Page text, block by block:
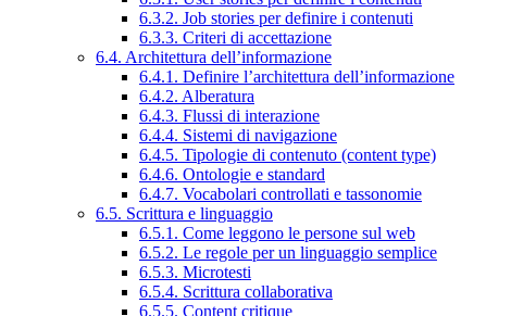
6.3.2. Job stories per definire i contenuti
6.3.3. Criteri di accettazione
6.4. Architettura dell’informazione
6.4.1. Definire l’architettura dell’informazione
6.4.2. Alberatura
6.4.3. Flussi di interazione
6.4.4. Sistemi di navigazione
6.4.5. Tipologie di contenuto (content type)
6.4.6. Ontologie e standard
6.4.7. Vocabolari controllati e tassonomie
6.5. Scrittura e linguaggio
6.5.1. Come leggono le persone sul web
6.5.2. Le regole per un linguaggio semplice
6.5.3. Microtesti
6.5.4. Scrittura collaborativa
6.5.5. Content critique